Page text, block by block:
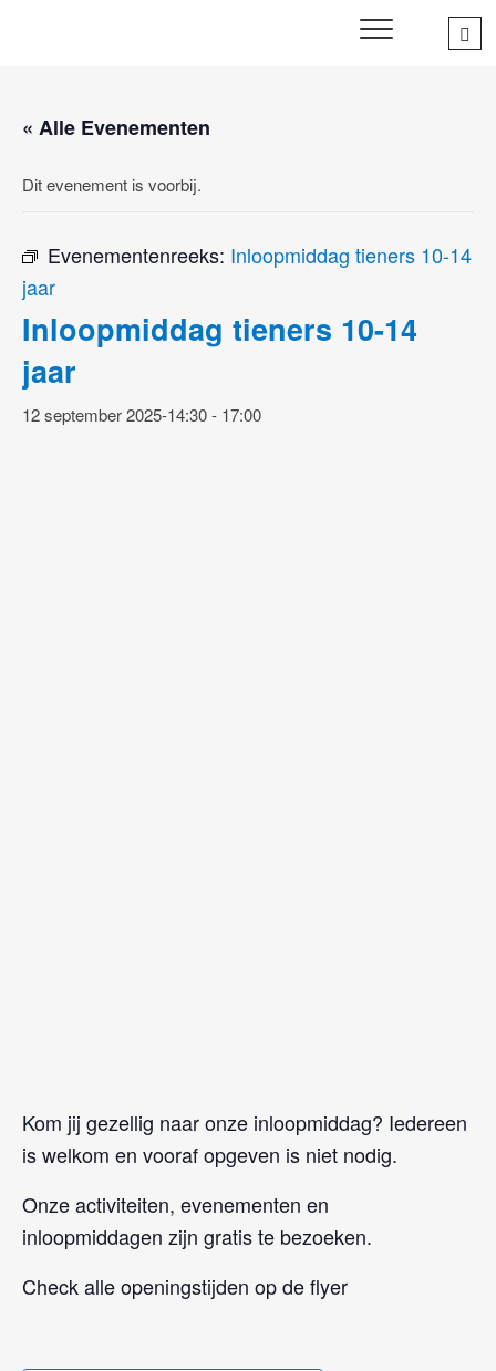
WIJ ZETTEN ONS IN VOOR HET WELZIJN EN VERBINDEN
« Alle Evenementen
Dit evenement is voorbij.
Evenementenreeks: Inloopmiddag tieners 10-14
jaar
Inloopmiddag tieners 10-14
jaar
12 september 2025-14:30- 17:00
Kom jij gezellig naar onze inloopmiddag? Iedereen
is welkom en vooraf opgeven is niet nodig.
Onze activiteiten, evenementen en
inloopmiddagen zijn gratis te bezoeken.
Check alle openingstijden op de flyer